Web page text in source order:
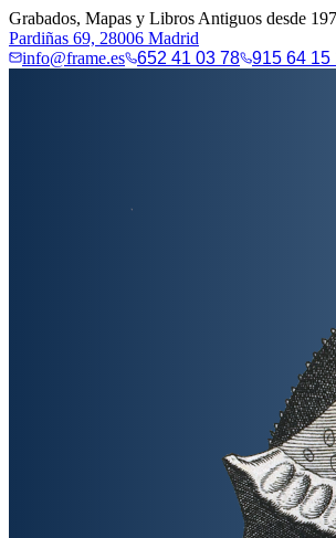
Grabados, Mapas y Libros Antiguos desde
Pardiñas 69, 28006 Madrid
info@frame.es
652 41 03 78 915 64 15